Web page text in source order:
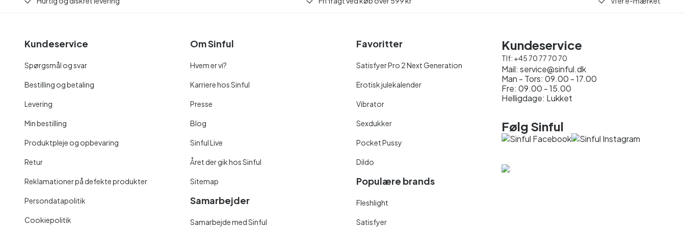
Kundeservice
Spørgsmål og svar
Bestilling og betaling
Levering
Min bestilling
Produktpleje og opbevaring
Retur
Reklamationer på defekte produkter
Persondatapolitik
Cookiepolitik
Om Sinful
Hvem er vi?
Karriere hos Sinful
Presse
Blog
Sinful Live
Året der gik hos Sinful
Sitemap
Samarbejder
Samarbejde med Sinful
Favoritter
Satisfyer Pro 2 Next Generation
Erotisk julekalender
Vibrator
Sexdukker
Pocket Pussy
Dildo
Populære brands
Fleshlight
Satisfyer
Kundeservice
Tlf: +45 70 77 70 70
Mail: service@sinful.dk
Man - Tors: 09.00 - 17.00
Fre: 09.00 - 15.00
Helligdage: Lukket
Følg Sinful